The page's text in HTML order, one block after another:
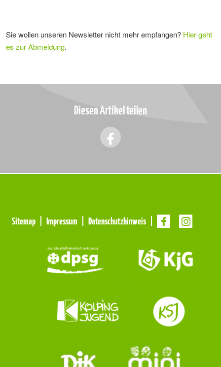
Sie wollen unseren Newsletter nicht mehr empfangen? Hier geht
es zur Abmeldung.
Diesen Artikel teilen
Meta
Navigation
Navigation
Sitemap Impressum Datenschutzhinweis